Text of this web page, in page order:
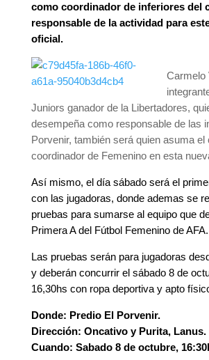
como coordinador de inferiores del
responsable de la actividad para
oficial.
Carmelo
Juniors ganador de la Libertadores,
desempeña como responsable de las
Porvenir, también será quien asuma el
coordinador de Femenino en esta
Así mismo, el día sábado será el
con las jugadoras, donde ademas se
pruebas para sumarse al equipo que
Primera A del Fútbol Femenino de AFA.
Las pruebas serán para jugadoras
y deberán concurrir el sábado 8 de
16,30hs con ropa deportiva y apto
Donde: Predio El Porvenir.
Dirección: Oncativo y Purita, Lanus.
Cuando: Sabado 8 de octubre,